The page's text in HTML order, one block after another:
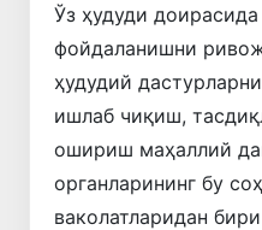
Ўз ҳудуди
фойдаланишни
ҳудудий
ишлаб чиқиш,
ошириш маҳаллий
органларининг бу
ваколатларидан